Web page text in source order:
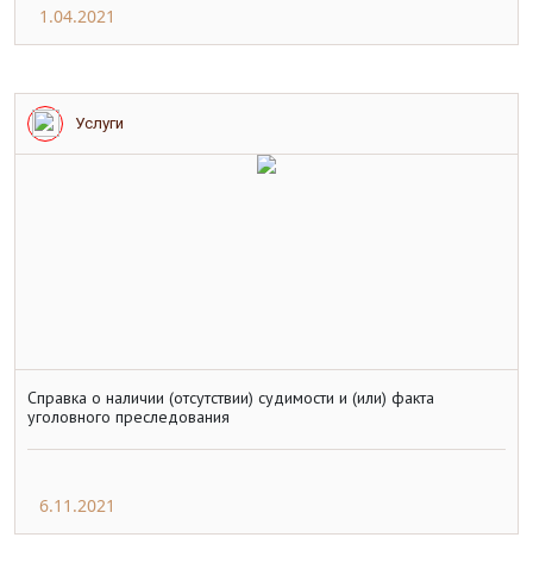
1.04.2021
Услуги
Справка о наличии (отсутствии) судимости и (или) факта
уголовного преследования
6.11.2021